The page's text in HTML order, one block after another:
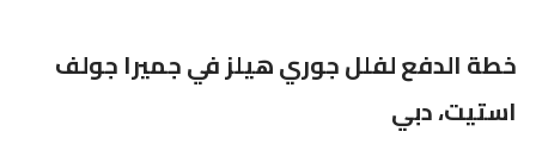
خطة الدفع لفلل جوري هيلز في جميرا جولف
استيت، دبي